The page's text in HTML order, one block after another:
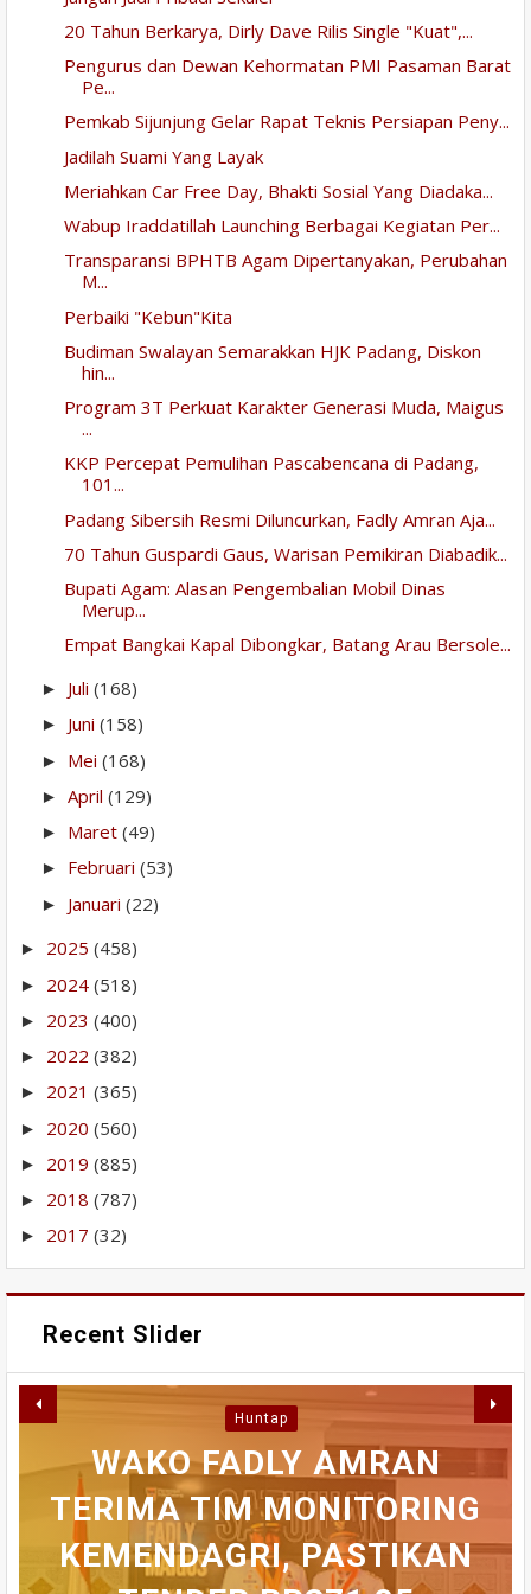
20 Tahun Berkarya, Dirly Dave Rilis Single "Kuat",...
Pengurus dan Dewan Kehormatan PMI Pasaman Barat
Pe...
Pemkab Sijunjung Gelar Rapat Teknis Persiapan Peny...
Jadilah Suami Yang Layak
Meriahkan Car Free Day, Bhakti Sosial Yang Diadaka...
Wabup Iraddatillah Launching Berbagai Kegiatan Per...
Transparansi BPHTB Agam Dipertanyakan, Perubahan
M...
Perbaiki "Kebun"Kita
Budiman Swalayan Semarakkan HJK Padang, Diskon
hin...
Program 3T Perkuat Karakter Generasi Muda, Maigus
...
KKP Percepat Pemulihan Pascabencana di Padang,
101...
Padang Sibersih Resmi Diluncurkan, Fadly Amran Aja...
70 Tahun Guspardi Gaus, Warisan Pemikiran Diabadik...
Bupati Agam: Alasan Pengembalian Mobil Dinas
Merup...
Empat Bangkai Kapal Dibongkar, Batang Arau Bersole...
► Juli (168)
► Juni (158)
► Mei (168)
► April (129)
► Maret (49)
► Februari (53)
► Januari (22)
► 2025 (458)
► 2024 (518)
► 2023 (400)
► 2022 (382)
► 2021 (365)
► 2020 (560)
► 2019 (885)
► 2018 (787)
► 2017 (32)
Recent Slider
PERBAIKAN IPA GUNUNG
PANGILUN DIMULAI,
SEJUMLAH WILAYAH
AICCON 2026 DAN
KONGRES ASPIKOM
BAHAS MASA DEPAN
BWSS V BUNGKAM SAAT
RABU INI MAHASISWA
AKAN BERDEMONSTRASI
DI MAPOLDA,
KEJAKSAAN TINGGI DAN
Huntap
WAKO FADLY AMRAN
TERIMA TIM MONITORING
KEMENDAGRI, PASTIKAN